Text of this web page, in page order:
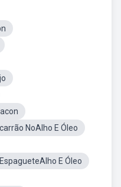
NoAlho E Óleo
EspagueteAlho E Óleo